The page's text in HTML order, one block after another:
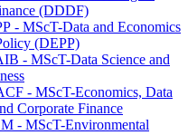
(DDDF)
- MScT-Data and Economics
(DEPP)
- MScT-Data Science and
- MScT-Economics, Data
Corporate Finance
- MScT-Environmental